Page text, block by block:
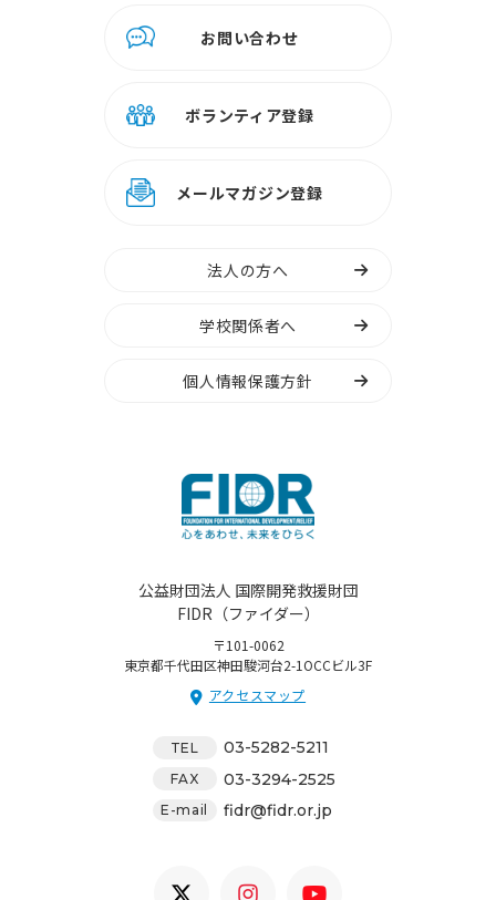
お問い合わせ
ボランティア登録
メールマガジン登録
法人の方へ
学校関係者へ
個人情報保護方針
公益財団法人 国際開発救援財団
FIDR（ファイダー）
〒101-0062
東京都千代田区神田駿河台2-1OCCビル3F
アクセスマップ
TEL 03-5282-5211
FAX 03-3294-2525
E-mail fidr@fidr.or.jp